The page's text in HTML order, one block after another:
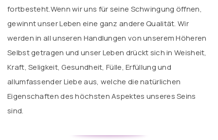
fortbesteht.Wenn wir uns für seine Schwingung öffnen,
gewinnt unser Leben eine ganz andere Qualität. Wir
werden in all unseren Handlungen von unserem Höheren
Selbst getragen und unser Leben drückt sich in Weisheit,
Kraft, Seligkeit, Gesundheit, Fülle, Erfüllung und
allumfassender Liebe aus, welche die natürlichen
Eigenschaften des höchsten Aspektes unseres Seins
sind.